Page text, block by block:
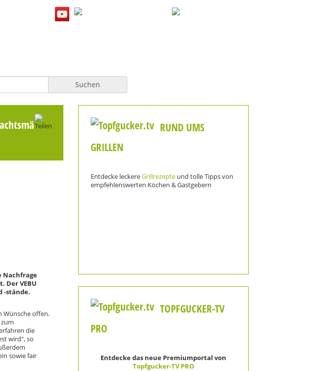
Suchen
Nachfrage
Der VEBU
-stände.
Wünsche offen.
die
wird", so
sowie fair
RUND UMS
GRILLEN
Entdecke leckereGrillrezepte und tolle Tipps von
empfehlenswerten Köchen & Gastgebern
TOPFGUCKER-TV
PRO
Entdecke das neue Premiumportal von
Topfgucker-TV PRO